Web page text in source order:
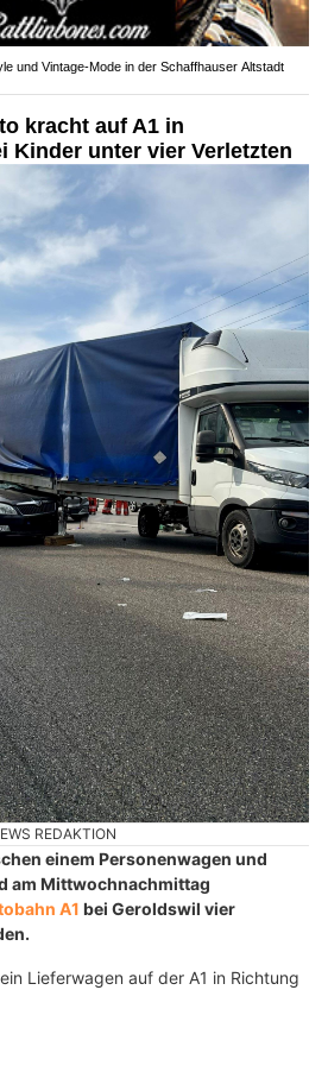
und Vintage-Mode in der Schaffhauser Altstadt
kracht auf A1 in
Kinder unter vier Verletzten
REDAKTION
einem Personenwagen und
am Mittwochnachmittag
A1 bei Geroldswil vier
Lieferwagen auf der A1 in Richtung